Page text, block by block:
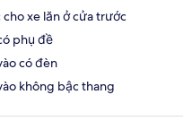
cho xe lăn ở cửa trước
phụ đề
có đèn
không bậc thang